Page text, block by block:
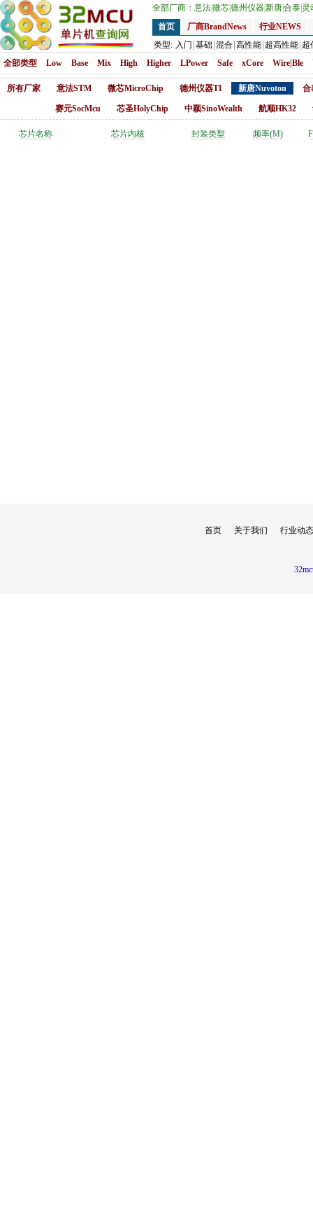
全部厂商： 意法微芯德州仪器新唐合泰 灵
首页
厂商BrandNews
行业NEWS
类型: 入门 基础 混合 高性能 超高性能 超
全部类型
Low Base Mix High Higher LPower Safe xCore Wire|Ble
所有厂家 意法STM 微芯MicroChip 德州仪器TI 新唐Nuvoton 合
赛元SocMcu 芯圣HolyChip 中颖SinoWealth 航顺HK32
芯片名称 芯片内核 封装类型 频率(M)
首页 关于我们 行业动态